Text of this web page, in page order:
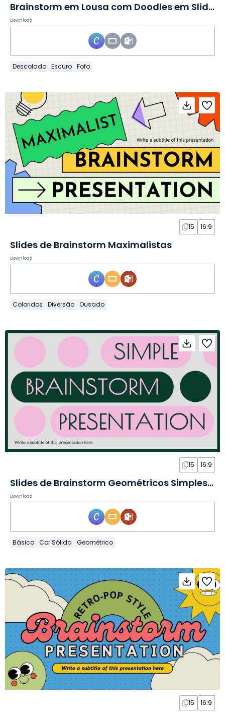
Brainstorm em Lousa com Doodles em Slides
Download
Descolado Escuro Fofo
15 16:9
Slides de Brainstorm Maximalistas
Download
Coloridos Diversão Ousado
15 16:9
Slides de Brainstorm Geométricos Simples Rosa
Download
Básico Cor Sólida Geométrico
15 16:9